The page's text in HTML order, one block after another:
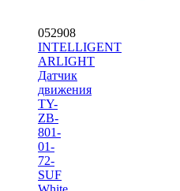
052908
INTELLIGENT
ARLIGHT
Датчик
движения
TY-
ZB-
801-
01-
72-
SUF